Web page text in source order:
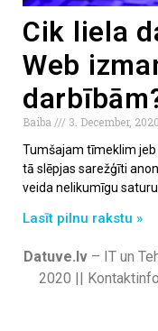
Cik liela
Web
Baiba
3. December, 2020
Tumšajam tīmeklim jeb
tā slēpjas sarežģīti
veida nelikumīgu
Lasīt pilnu rakstu »
Datuve.lv– IT un
2020 ||